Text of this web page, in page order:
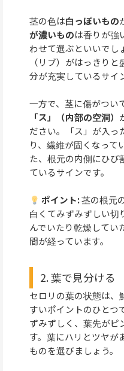
茎の色は白っぽいもの
が濃いものは香りが強
わせて選ぶといいでし
（リブ）がはっきり
分が充実しているサイ
一方で、茎に傷がつい
「ス」（内部の空洞）
ださい。「ス」が入っ
り、繊維が固くなって
た、根元の内側にひび
ているサインです。
ポイント:茎の根元
白くてみずみずしい切
んでいたり乾燥してい
間が経っています。
2. 葉で見分ける
セロリの葉の状態は、
すいポイントのひとつ
ずみずしく、葉先がピ
す。葉にハリとツヤが
ものを選びましょう。